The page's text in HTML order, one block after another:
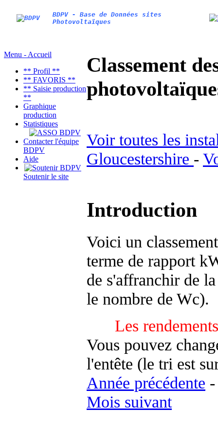
BDPV - Base de Données sites
Photovoltaïques
Menu - Accueil
** Profil **
** FAVORIS **
** Saisie production
**
Graphique
production
Statistiques
Contacter l'équipe
BDPV
Aide
Soutenir le site
Classement
Voir toutes les
Gloucestershire -
Introduction
Voici un
terme de rapport
de s'affranchir de
le nombre de Wc).
Les
Vous pouvez
l'entête (le tri est
Année précédente -
Mois suivant